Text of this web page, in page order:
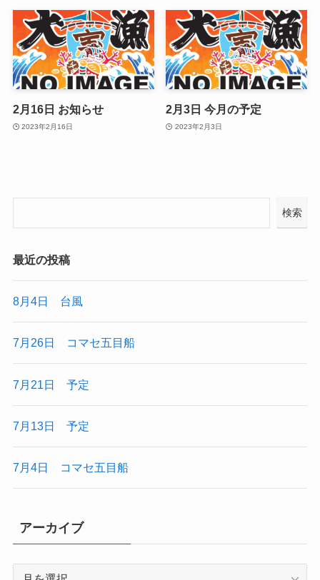
2月16日 お知らせ
2023年2月16日
2月3日 今月の予定
2023年2月3日
検索
最近の投稿
8月4日 台風
7月26日 コマセ五目船
7月21日 予定
7月13日 予定
7月4日 コマセ五目船
アーカイブ